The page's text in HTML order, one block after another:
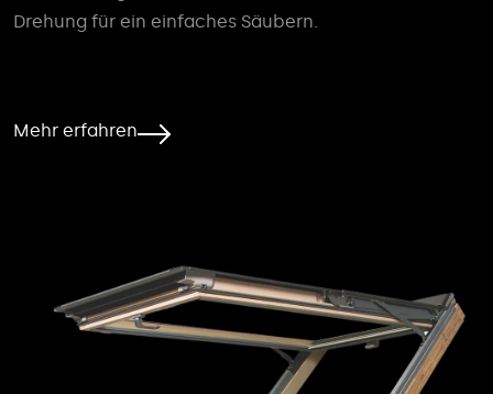
Drehung für ein einfaches Säubern.
Mehr erfahren